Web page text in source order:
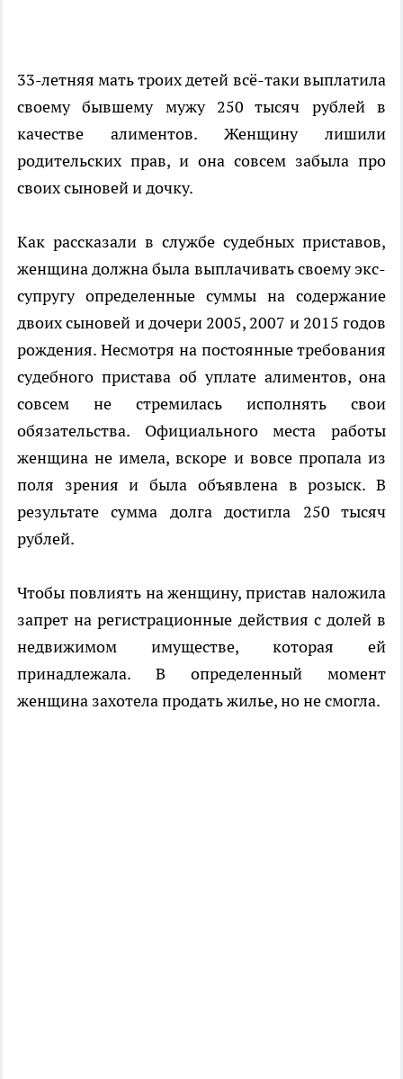
33-летняя мать троих детей всё-таки выплатила
своему бывшему мужу 250 тысяч рублей в
качестве алиментов. Женщину лишили
родительских прав, и она совсем забыла про
своих сыновей и дочку.
Как рассказали в службе судебных приставов,
женщина должна была выплачивать своему экс-
супругу определенные суммы на содержание
двоих сыновей и дочери 2005, 2007 и 2015 годов
рождения. Несмотря на постоянные требования
судебного пристава об уплате алиментов, она
совсем не стремилась исполнять свои
обязательства. Официального места работы
женщина не имела, вскоре и вовсе пропала из
поля зрения и была объявлена в розыск. В
результате сумма долга достигла 250 тысяч
рублей.
Чтобы повлиять на женщину, пристав наложила
запрет на регистрационные действия с долей в
недвижимом имуществе, которая ей
принадлежала. В определенный момент
женщина захотела продать жилье, но не смогла.